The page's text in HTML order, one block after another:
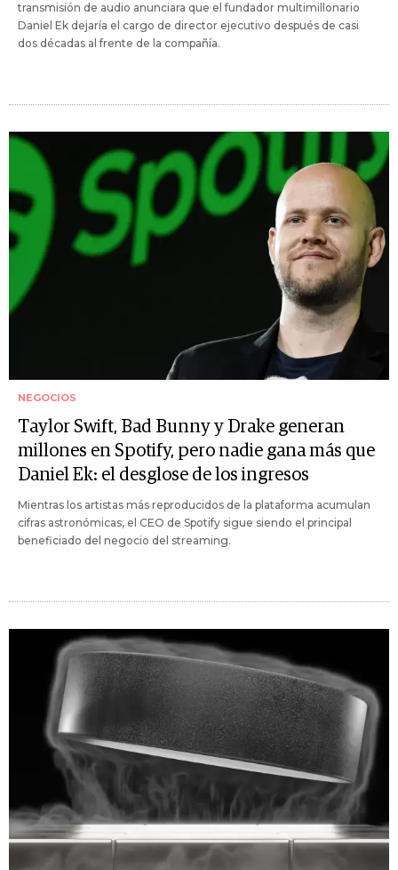
transmisión de audio anunciara que el fundador multimillonario
Daniel Ek dejaría el cargo de director ejecutivo después de casi
dos décadas al frente de la compañía.
NEGOCIOS
Taylor Swift, Bad Bunny y Drake generan
millones en Spotify, pero nadie gana más que
Daniel Ek: el desglose de los ingresos
Mientras los artistas más reproducidos de la plataforma acumulan
cifras astronómicas, el CEO de Spotify sigue siendo el principal
beneficiado del negocio del streaming.